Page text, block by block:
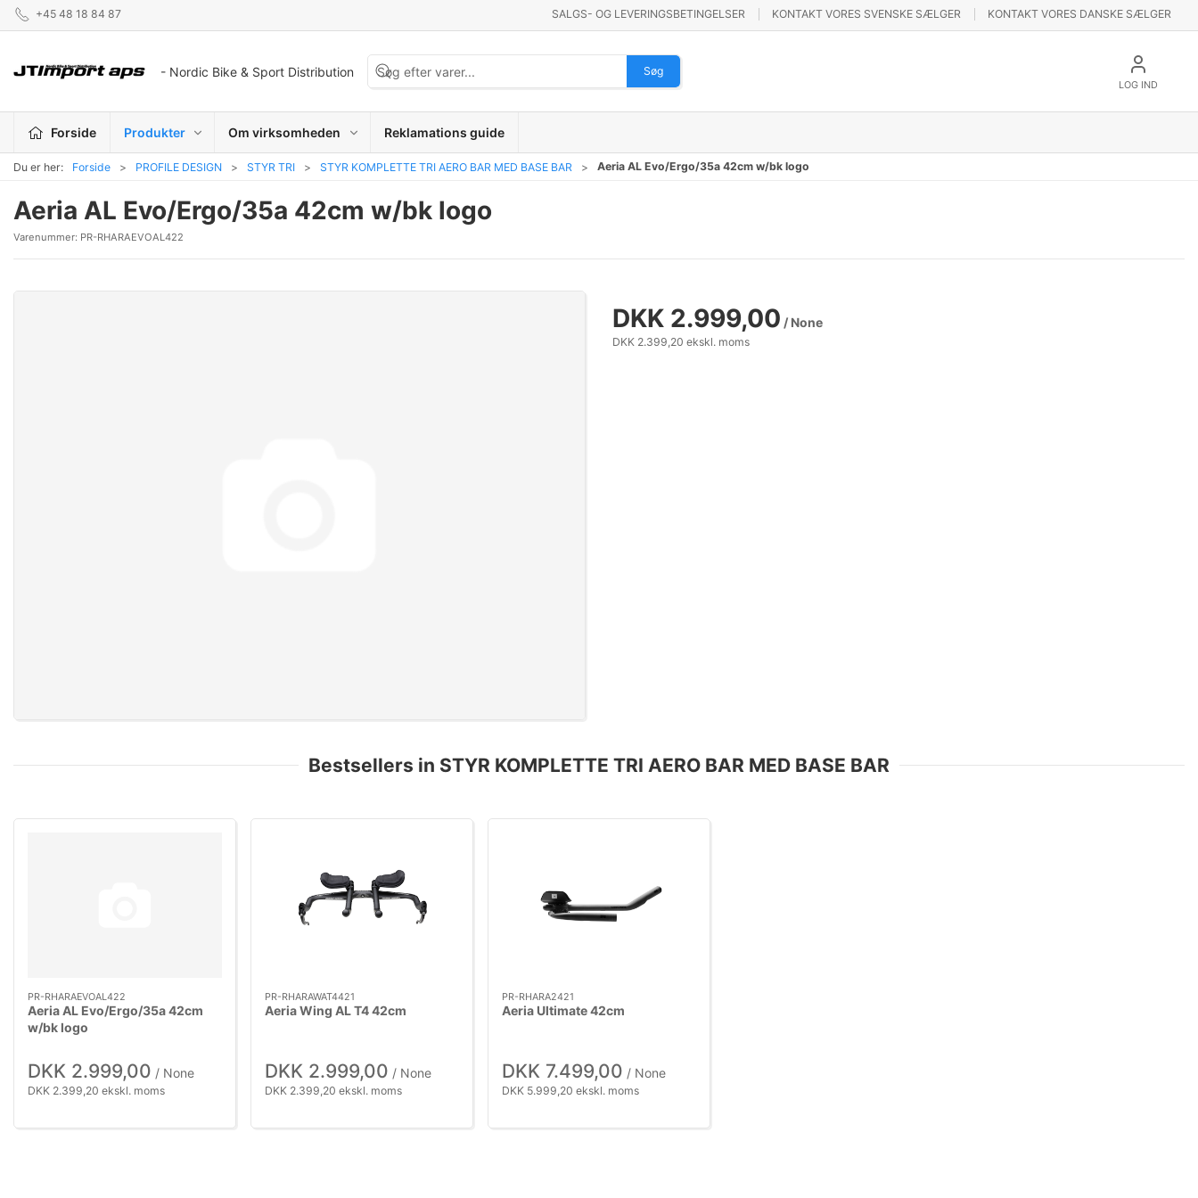
+45 48 18 84 87 SALGS- OG LEVERINGSBETINGELSER KONTAKT VORES SVENSKE SÆLGER KONTAKT VORES DANSKE SÆLGER
- Nordic Bike & Sport Distribution Søg
LOG IND
Forside Produkter Om virksomheden Reklamations guide
Du er her: Forside PROFILE DESIGN STYR TRI STYR KOMPLETTE TRI AERO BAR MED BASE BAR Aeria AL Evo/Ergo/35a 42cm w/bk logo
Aeria AL Evo/Ergo/35a 42cm w/bk logo
Varenummer: PR-RHARAEVOAL422
DKK 2.999,00 / None
DKK 2.399,20 ekskl. moms
Bestsellers in STYR KOMPLETTE TRI AERO BAR MED BASE BAR
PR-RHARAEVOAL422
Aeria AL Evo/Ergo/35a 42cm
w/bk logo
DKK 2.999,00 / None
DKK 2.399,20 ekskl. moms
PR-RHARAWAT4421
Aeria Wing AL T4 42cm
DKK 2.999,00 / None
DKK 2.399,20 ekskl. moms
PR-RHARA2421
Aeria Ultimate 42cm
DKK 7.499,00 / None
DKK 5.999,20 ekskl. moms